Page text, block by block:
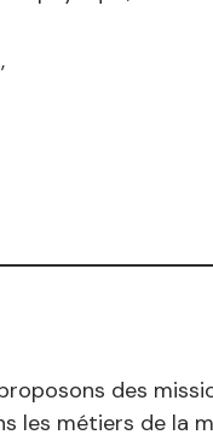
des
les métiers de la